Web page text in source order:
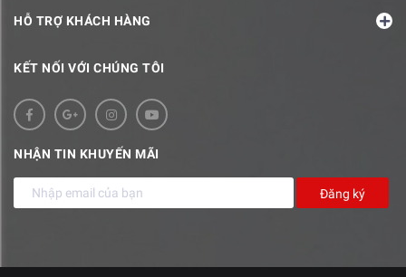
HỖ TRỢ KHÁCH HÀNG
KẾT NỐI VỚI CHÚNG TÔI
NHẬN TIN KHUYẾN MÃI
Đăng ký